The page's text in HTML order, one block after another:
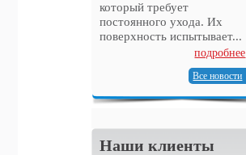
который требует
постоянного ухода. Их
поверхность испытывает...
подробнее
Все новости
Наши клиенты